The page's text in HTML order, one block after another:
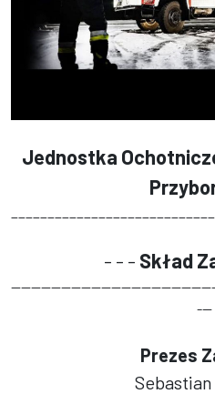
Jednostka
- - - Skład
---
Prezes